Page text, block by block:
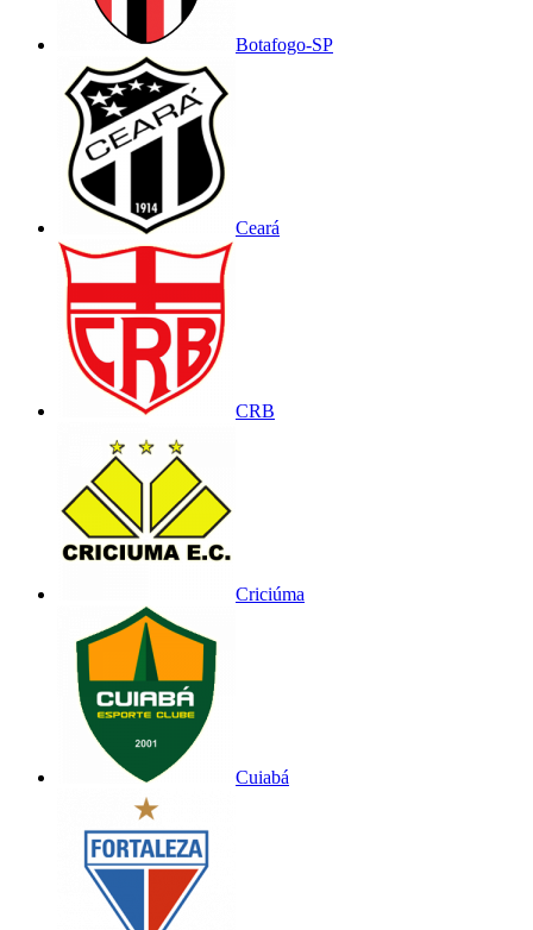
Botafogo-SP
Ceará
CRB
Criciúma
Cuiabá